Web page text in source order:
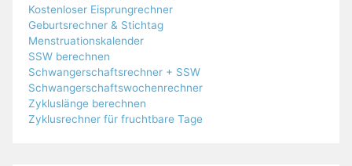
Kostenloser Eisprungrechner
Geburtsrechner & Stichtag
Menstruationskalender
SSW berechnen
Schwangerschaftsrechner + SSW
Schwangerschaftswochenrechner
Zykluslänge berechnen
Zyklusrechner für fruchtbare Tage